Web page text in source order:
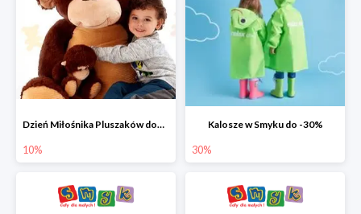
Dzień Miłośnika Pluszaków dodatkowy rabat -10%
10%
Kalosze w Smyku do -30%
30%